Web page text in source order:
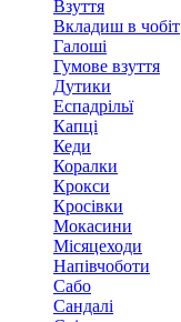
Взуття
Вкладиш в чобіт
Галоші
Гумове взуття
Дутики
Еспадрільї
Капці
Кеди
Коралки
Крокси
Кросівки
Мокасини
Місяцеходи
Напівчоботи
Сабо
Сандалі